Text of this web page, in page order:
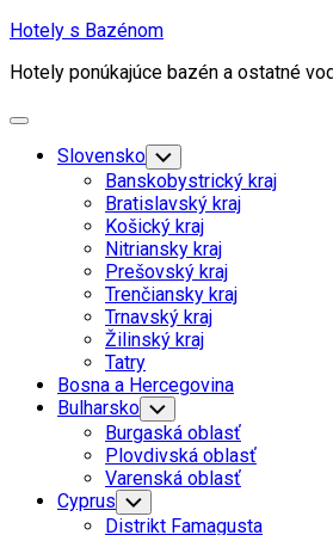
Skip
content
Hotely s Bazénom
Hotely ponúkajúce bazén a ostatné
Expand
Slovensko Toggle
Child
Menu
Banskobystrický kraj
Bratislavský kraj
Košický kraj
Nitriansky kraj
Prešovský kraj
Trenčiansky kraj
Trnavský kraj
Žilinský kraj
Tatry
Bosna a Hercegovina
Bulharsko Toggle
Child
Menu
Burgaská oblasť
Plovdivská oblasť
Varenská oblasť
Cyprus Toggle
Child
Distrikt Famagusta